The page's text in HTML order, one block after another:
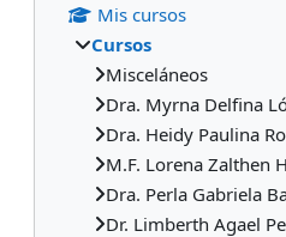
Mis cursos
Cursos
Misceláneos
Dra. Myrna Delfina
Dra. Heidy Paulina
M.F. Lorena Zalthen
Dra. Perla Gabriela
Dr. Limberth Agael